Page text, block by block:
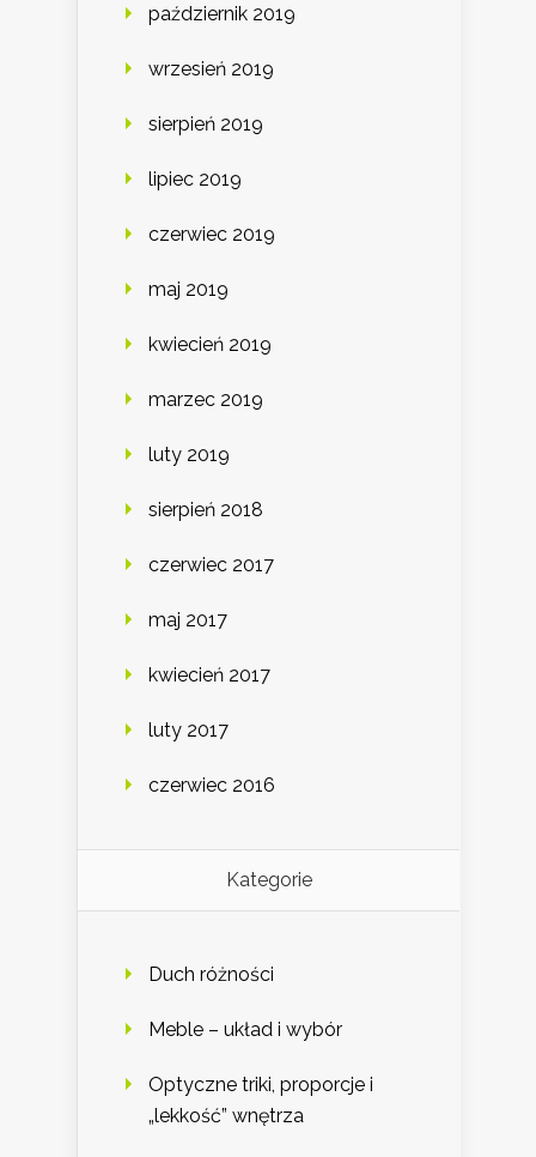
październik 2019
wrzesień 2019
sierpień 2019
lipiec 2019
czerwiec 2019
maj 2019
kwiecień 2019
marzec 2019
luty 2019
sierpień 2018
czerwiec 2017
maj 2017
kwiecień 2017
luty 2017
czerwiec 2016
Kategorie
Duch różności
Meble – układ i wybór
Optyczne triki, proporcje i
„lekkość” wnętrza